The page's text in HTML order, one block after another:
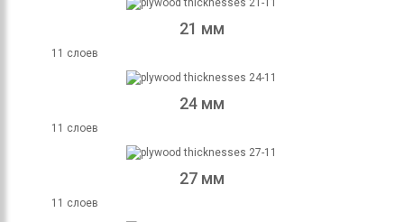
21 мм
11 слоев
24 мм
11 слоев
27 мм
11 слоев